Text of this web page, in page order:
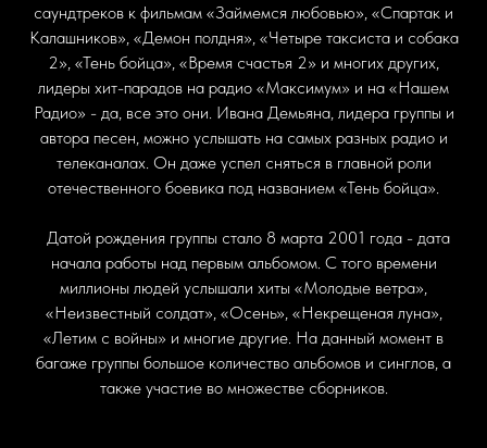
саундтреков к фильмам «Займемся любовью», «Спартак и
Калашников», «Демон полдня», «Четыре таксиста и собака
2», «Тень бойца», «Время счастья 2» и многих других,
лидеры хит-парадов на радио «Максимум» и на «Нашем
Радио» - да, все это они. Ивана Демьяна, лидера группы и
автора песен, можно услышать на самых разных радио и
телеканалах. Он даже успел сняться в главной роли
отечественного боевика под названием «Тень бойца».
Датой рождения группы стало 8 марта 2001 года - дата
начала работы над первым альбомом. С того времени
миллионы людей услышали хиты «Молодые ветра»,
«Неизвестный солдат», «Осень», «Некрещеная луна»,
«Летим с войны» и многие другие. На данный момент в
багаже группы большое количество альбомов и синглов, а
также участие во множестве сборников.